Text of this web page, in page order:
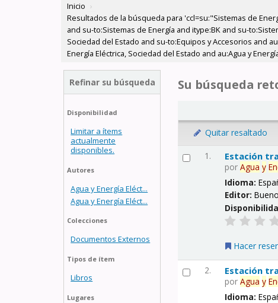
Inicio ›
Resultados de la búsqueda para 'ccl=su:"Sistemas de
and su-to:Sistemas de Energía and itype:BK and su-
Sociedad del Estado and su-to:Equipos y Accesorios and
Energía Eléctrica, Sociedad del Estado and au:Agua y
Refinar su búsqueda
Disponibilidad
Limitar a ítems
actualmente
disponibles.
Autores
Agua y Energía Eléct...
Agua y Energía Eléct...
Colecciones
Documentos Externos
Tipos de ítem
Libros
Lugares
Su búsqueda
Quitar resaltado
1. Estación
porAgua y
Idioma:
Editor:
Hacer
2. Estación
porAgua y
Idioma: